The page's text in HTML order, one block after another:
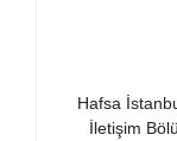
Hafsa
İletişim